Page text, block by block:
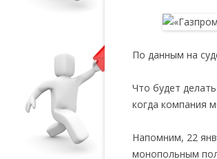
По данным на
Что будет
когда компания
Напомним, 22
монопольным